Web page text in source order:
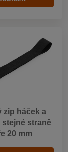
zip háček a
stejné straně
20 mm